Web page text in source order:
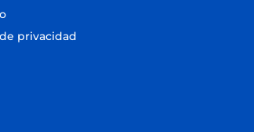
privacidad